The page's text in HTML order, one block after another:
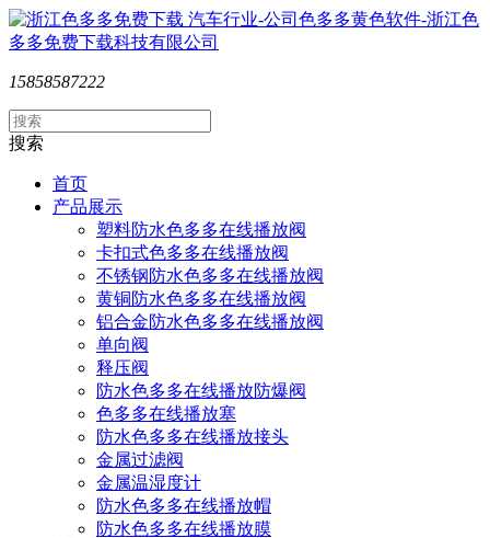
15858587222
搜索
首页
产品展示
塑料防水色多多在线播放阀
卡扣式色多多在线播放阀
不锈钢防水色多多在线播放阀
黄铜防水色多多在线播放阀
铝合金防水色多多在线播放阀
单向阀
释压阀
防水色多多在线播放防爆阀
色多多在线播放塞
防水色多多在线播放接头
金属过滤阀
金属温湿度计
防水色多多在线播放帽
防水色多多在线播放膜